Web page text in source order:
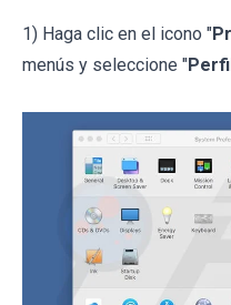
1) Haga clic en el icono "
menús y seleccione "